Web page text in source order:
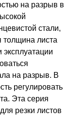
на разрыв в
стали,
толщина листа
на разрыв. В
регулировать
Эта серия
резки листов